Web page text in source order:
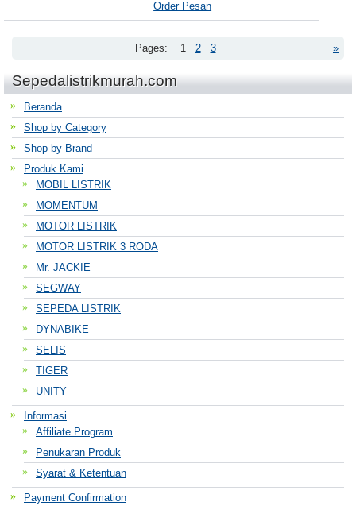
Order Pesan
»
Pages: 1 2 3
Sepedalistrikmurah.com
Beranda
Shop by Category
Shop by Brand
Produk Kami
MOBIL LISTRIK
MOMENTUM
MOTOR LISTRIK
MOTOR LISTRIK 3 RODA
Mr. JACKIE
SEGWAY
SEPEDA LISTRIK
DYNABIKE
SELIS
TIGER
UNITY
Informasi
Affiliate Program
Penukaran Produk
Syarat & Ketentuan
Payment Confirmation